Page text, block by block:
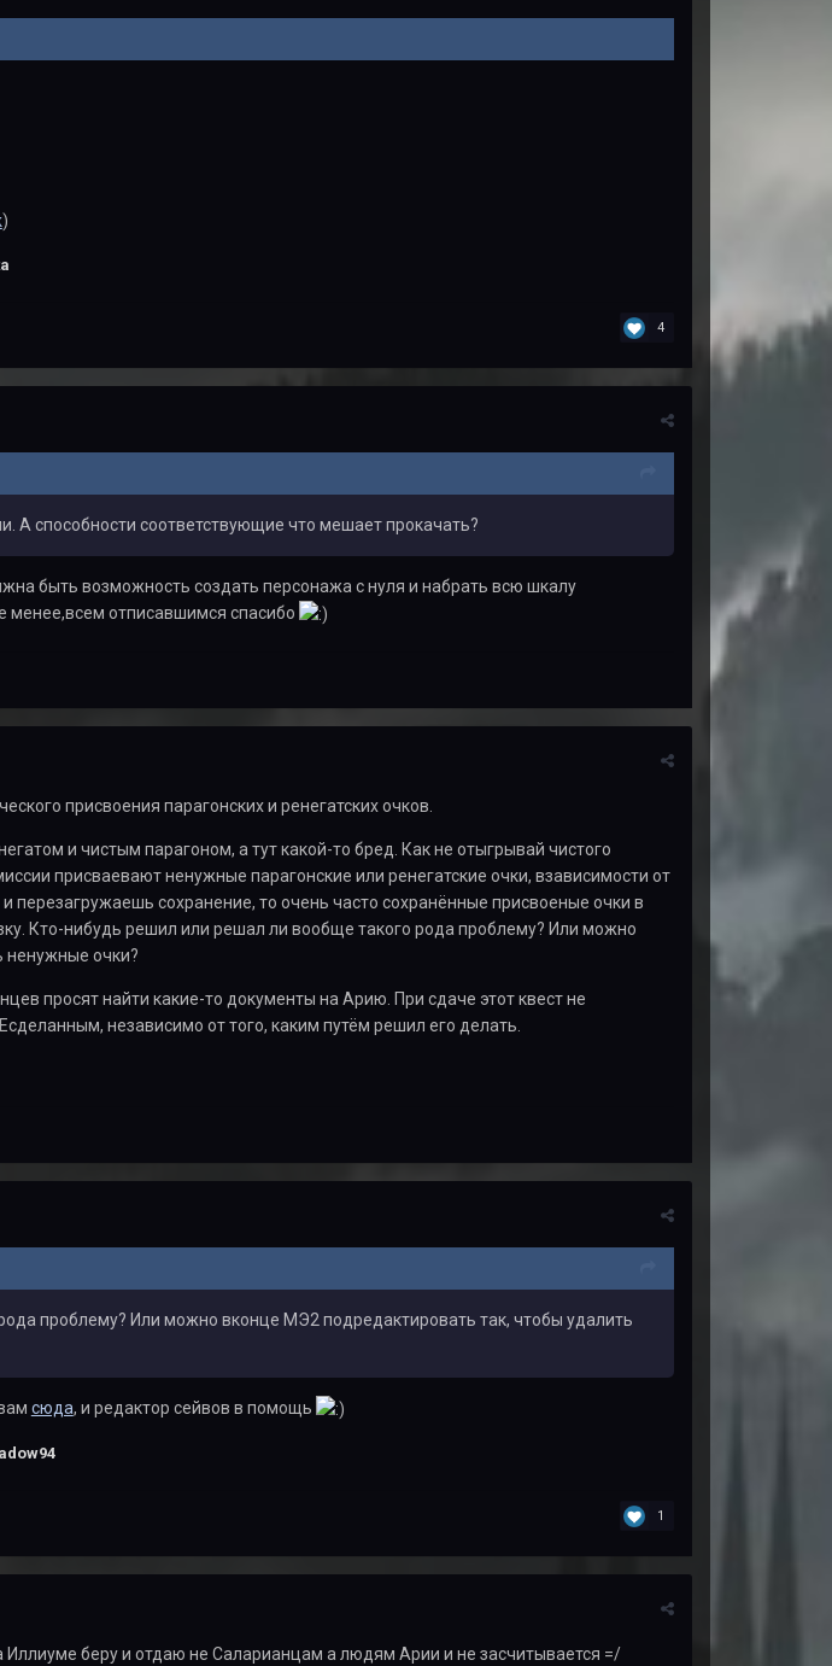
)
4
А способности соответствующие что мешает прокачать?
быть возможность создать персонажа с нуля и набрать всю шкалу
менее,всем отписавшимся спасибо
присвоения парагонских и ренегатских очков.
и чистым парагоном, а тут какой-то бред. Как не отыгрывай чистого
присваевают ненужные парагонские или ренегатские очки, взависимости от
перезагружаешь сохранение, то очень часто сохранённые присвоеные очки в
Кто-нибудь решил или решал ли вообще такого рода проблему? Или можно
ненужные очки?
просят найти какие-то документы на Арию. При сдаче этот квест не
независимо от того, каким путём решил его делать.
проблему? Или можно вконце МЭ2 подредактировать так, чтобы удалить
сюда, и редактор сейвов в помощь
1
беру и отдаю не Саларианцам а людям Арии и не засчитывается =/